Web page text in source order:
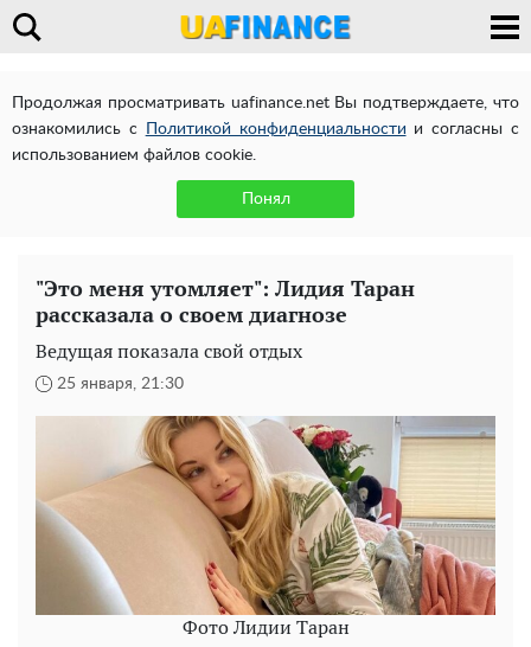
Продолжая просматривать uafinance.net Вы подтверждаете, что
ознакомились с
Политикой конфиденциальности и согласны с
использованием файлов cookie.
Понял
"Это меня утомляет": Лидия Таран
рассказала о своем диагнозе
Ведущая показала свой отдых
25 января, 21:30
Фото Лидии Таран